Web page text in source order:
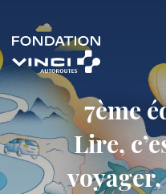
7ème
Lire,
voyager,